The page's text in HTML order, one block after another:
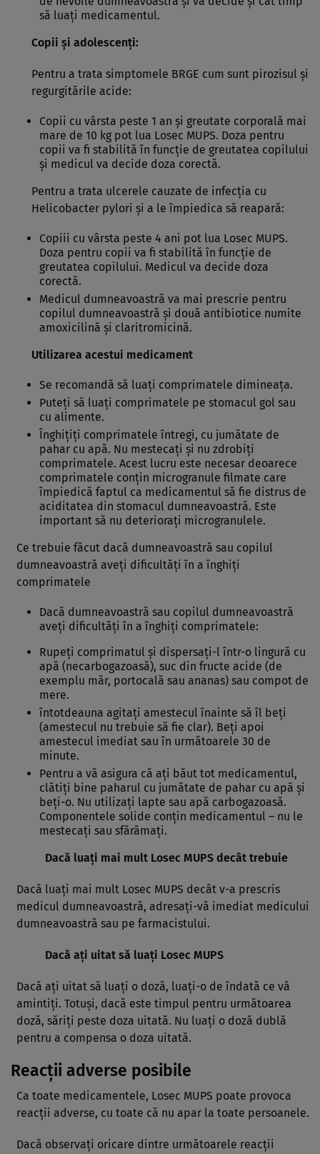
să luaţi medicamentul.
Copii şi adolescenţi:
Pentru a trata simptomele BRGE cum sunt pirozisul şi
regurgitările acide:
Copii cu vârsta peste 1 an şi greutate corporală mai
mare de 10 kg pot lua Losec MUPS. Doza pentru
copii va fi stabilită în funcţie de greutatea copilului
şi medicul va decide doza corectă.
Pentru a trata ulcerele cauzate de infecţia cu
Helicobacter pylori şi a le împiedica să reapară:
Copiii cu vârsta peste 4 ani pot lua Losec MUPS.
Doza pentru copii va fi stabilită în funcţie de
greutatea copilului. Medicul va decide doza
corectă.
Medicul dumneavoastră va mai prescrie pentru
copilul dumneavoastră şi două antibiotice numite
amoxicilină şi claritromicină.
Utilizarea acestui medicament
Se recomandă să luaţi comprimatele dimineaţa.
Puteţi să luaţi comprimatele pe stomacul gol sau
cu alimente.
Înghiţiţi comprimatele întregi, cu jumătate de
pahar cu apă. Nu mestecaţi şi nu zdrobiţi
comprimatele. Acest lucru este necesar deoarece
comprimatele conţin microgranule filmate care
împiedică faptul ca medicamentul să fie distrus de
aciditatea din stomacul dumneavoastră. Este
important să nu deterioraţi microgranulele.
Ce trebuie făcut dacă dumneavoastră sau copilul
dumneavoastră aveţi dificultăţi în a înghiţi
comprimatele
Dacă dumneavoastră sau copilul dumneavoastră
aveţi dificultăţi în a înghiţi comprimatele:
Rupeţi comprimatul şi dispersaţi-l într-o lingură cu
apă (necarbogazoasă), suc din fructe acide (de
exemplu măr, portocală sau ananas) sau compot de
mere.
întotdeauna agitaţi amestecul înainte să îl beţi
(amestecul nu trebuie să fie clar). Beţi apoi
amestecul imediat sau în următoarele 30 de
minute.
Pentru a vă asigura că aţi băut tot medicamentul,
clătiţi bine paharul cu jumătate de pahar cu apă şi
beţi-o. Nu utilizaţi lapte sau apă carbogazoasă.
Componentele solide conţin medicamentul – nu le
mestecaţi sau sfărâmaţi.
Dacă luaţi mai mult Losec MUPS decât trebuie
Dacă luaţi mai mult Losec MUPS decât v-a prescris
medicul dumneavoastră, adresaţi-vă imediat medicului
dumneavoastră sau pe farmacistului.
Dacă aţi uitat să luaţi Losec MUPS
Dacă aţi uitat să luaţi o doză, luaţi-o de îndată ce vă
amintiţi. Totuşi, dacă este timpul pentru următoarea
doză, săriţi peste doza uitată. Nu luaţi o doză dublă
pentru a compensa o doza uitată.
Reacţii adverse posibile
Ca toate medicamentele, Losec MUPS poate provoca
reacţii adverse, cu toate că nu apar la toate persoanele.
Dacă observaţi oricare dintre următoarele reacţii